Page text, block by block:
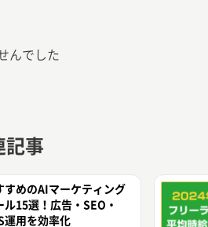
んでした
記事
すめのAIマーケティング
ル15選！広告・SEO・
運用を効率化